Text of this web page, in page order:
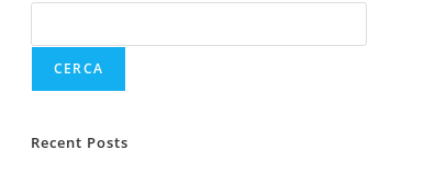
CERCA
Recent Posts